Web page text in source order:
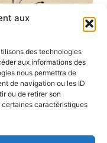
aux
des technologies
aux informations des
nous permettra de
de navigation ou les ID
ou de retirer son
caractéristiques